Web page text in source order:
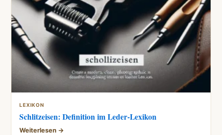
LEXIKON
Schlitzeisen: Definition im Leder-Lexikon
Weiterlesen →